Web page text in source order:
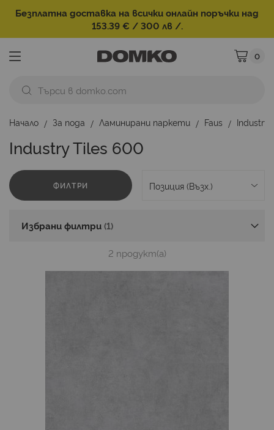
Безплатна доставка на всички онлайн поръчки над
153.39 € / 300 лв /.
Моята
0
Начало За пода Ламинирани паркети Faus Industry
Industry Tiles 600
ФИЛТРИ
Избрани филтри
2 продукт(а)